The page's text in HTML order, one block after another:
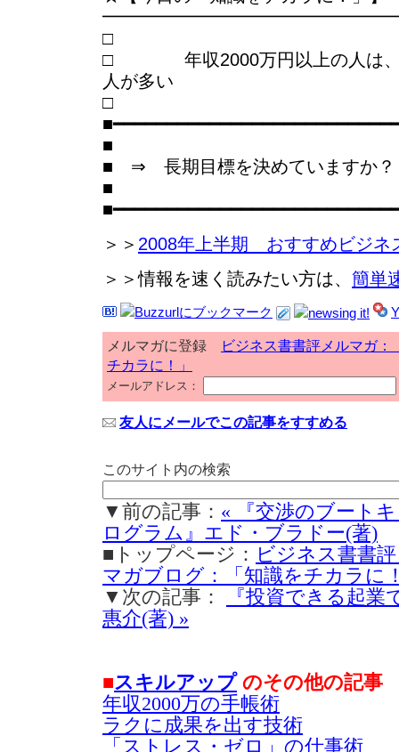
□ 年収2000万円以上の人は、
人が多い
■
■ ⇒ 長期目標を決めていますか？
■
＞＞ 2008年上半期 おすすめビジネ
＞＞情報を速く読みたい方は、 簡単
メルマガに登録
ビジネス書書評メルマガ：
チカラに！」
メールアドレス：
友人にメールでこの記事をすすめる
このサイト内の検索
▼前の記事： « 『交渉のブート
ログラム』エド・ブラドー(著)
■トップページ： ビジネス書書
マガブログ：「知識をチカラに
▼次の記事：
『投資できる起業
惠介(著) »
■スキルアップのその他の記事
年収2000万の手帳術
ラクに成果を出す技術
「ストレス・ゼロ」の仕事術